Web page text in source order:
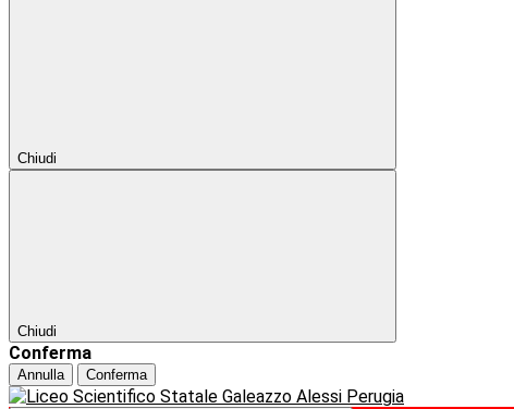
Chiudi
Chiudi
Conferma
Annulla Conferma